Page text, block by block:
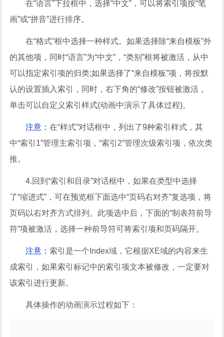
在“语言”下拉框中，选择“中文”，可以将索引项按“笔
画”或“拼音”进行排序。
在“格式”框中选择一种样式。如果选择除“来自模板”外
的其他项，同时“语言”为“中文”，“类别”框将被激活，从中
可以指定索引项的归类;如果选择了“来自模板”项，将按默
认的设置插入索引，同时，右下角的“修改”按钮被激活，
单击可以自定义索引样式(动画中演示了具体过程)。
注意：在“样式”对话框中，列出了9种索引样式，其
中“索引1”管理主索引项，“索引2”管理次级索引项，依次类
推。
4.回到“索引和目录”对话框中，如果在类型中选择
了“缩进式”，可在预览框下面选中“页码右对齐”复选项，将
页码以右对齐方式排列。此项选中后，下面的“制表符前导
符”项被激活，选择一种前导符可将索引项和页码隔开。
注意：索引是一个Index域，它根据XE域的内容来生
成索引，如果索引标记中的索引项文本被修改，一定要对
该索引进行更新。
具体操作的动画演示过程如下：